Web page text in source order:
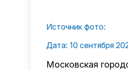
Источник фото:
Дата: 10 сентября
Московская